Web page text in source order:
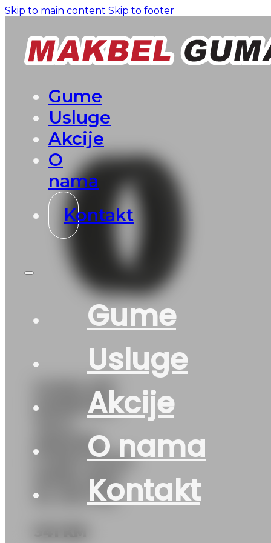
Skip to main content Skip to footer
Gume
Usluge
Akcije
O
nama
Kontakt
Gume
Usluge
Akcije
O nama
Kontakt
GUMA Z/P
HANKOOK
WINTER
I*CEPT EVO3
W330 104V
XL DOT:25